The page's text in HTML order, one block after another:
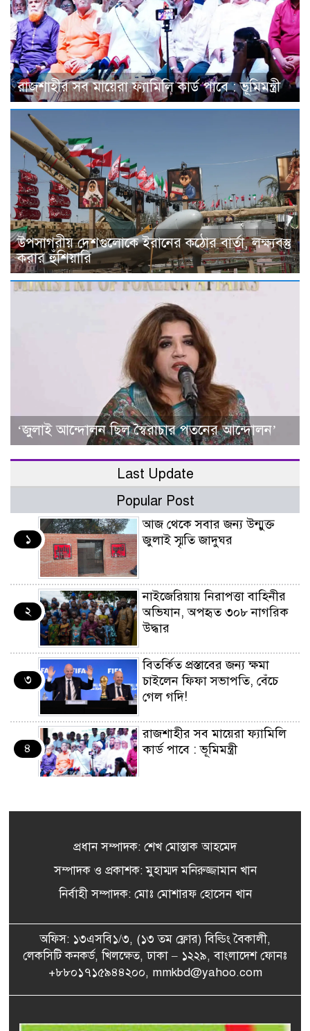
রাজশাহীর সব মায়েরা ফ্যামিলি কার্ড পাবে : ভূমিমন্ত্রী
উপসাগরীয় দেশগুলোকে ইরানের কঠোর বার্তা, লক্ষ্যবস্তু
করার হুঁশিয়ারি
‘জুলাই আন্দোলন ছিল স্বৈরাচার পতনের আন্দোলন’
Last Update
Popular Post
১
আজ থেকে সবার জন্য উন্মুক্ত
জুলাই স্মৃতি জাদুঘর
২
নাইজেরিয়ায় নিরাপত্তা বাহিনীর
অভিযান, অপহৃত ৩০৮ নাগরিক
উদ্ধার
৩
বিতর্কিত প্রস্তাবের জন্য ক্ষমা
চাইলেন ফিফা সভাপতি, বেঁচে
গেল গদি!
৪
রাজশাহীর সব মায়েরা ফ্যামিলি
কার্ড পাবে : ভূমিমন্ত্রী
‘জুলাই আন্দোলন ছিল স্বৈরাচার
পতনের আন্দোলন’
৭
আ. লীগের জুলুমের পথ বিএনপি
অনুসরণ করবে না: বিদ্যুৎ
প্রতিমন্ত্রী
৮
দিলো ইসরায়েল
প্রধান সম্পাদক: শেখ মোস্তাক আহমেদ
সম্পাদক ও প্রকাশক: মুহাম্মদ মনিরুজ্জামান খান
নির্বাহী সম্পাদক: মোঃ মোশারফ হোসেন খান
অফিস: ১৩এসবি১/৩, (১৩ তম ফ্লোর) বিল্ডিং বৈকালী,
লেকসিটি কনকর্ড, খিলক্ষেত, ঢাকা – ১২২৯, বাংলাদেশ ফোনঃ
+৮৮০১৭১৫৯৪৪২০০, mmkbd@yahoo.com